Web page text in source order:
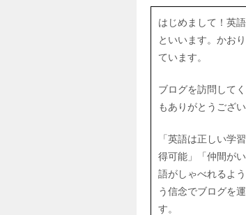
はじめまして！英
といいます。かお
ています。
ブログを訪問して
もありがとうござ
「英語は正しい学
得可能」「仲間が
語がしゃべれるよ
う信念でブログを
す。